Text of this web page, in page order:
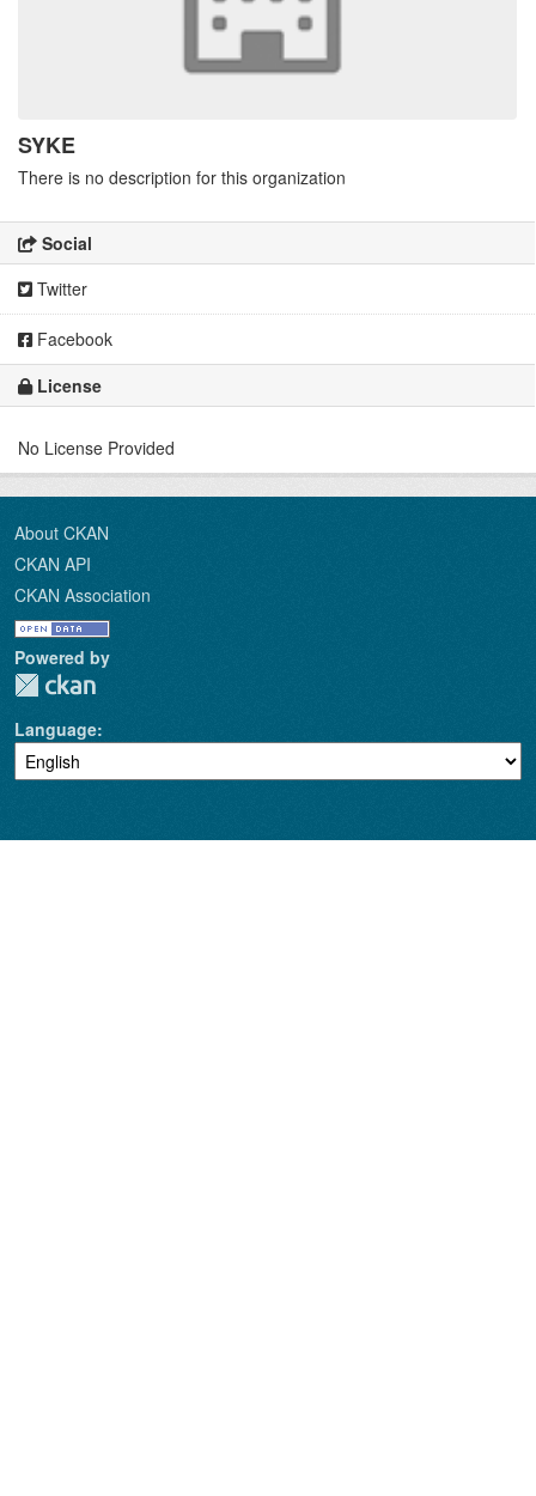
SYKE
There is no description for this organization
Social
Twitter
Facebook
License
No License Provided
About CKAN
CKAN API
CKAN Association
Powered by
Language